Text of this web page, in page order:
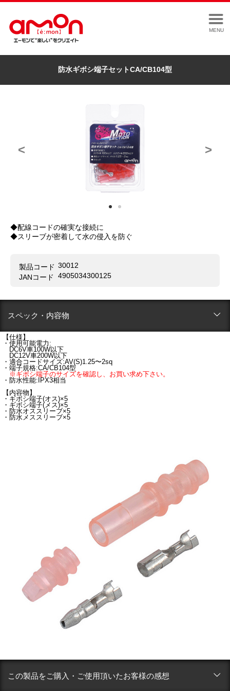
MENU
防水ギボシ端子セットCA/CB104型
< >
◆配線コードの確実な接続に
◆スリーブが密着して水の侵入を防ぐ
製品コード 30012
JANコード
4905034300125
スペック・内容物
【仕様】
・使用可能電力:
DC6V車100W以下
DC12V車200W以下
・適合コードサイズ:AV(S)1.25〜2sq
・端子規格:CA/CB104型
※ギボシ端子のサイズを確認し、お買い求め下さい。
・防水性能:IPX3相当
【内容物】
・ギボシ端子(オス)×5
・ギボシ端子(メス)×5
・防水オススリーブ×5
・防水メススリーブ×5
この製品をご購入・ご使用頂いたお客様の感想